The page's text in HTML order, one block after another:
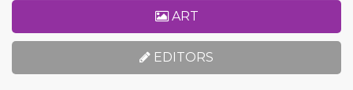
ART
EDITORS